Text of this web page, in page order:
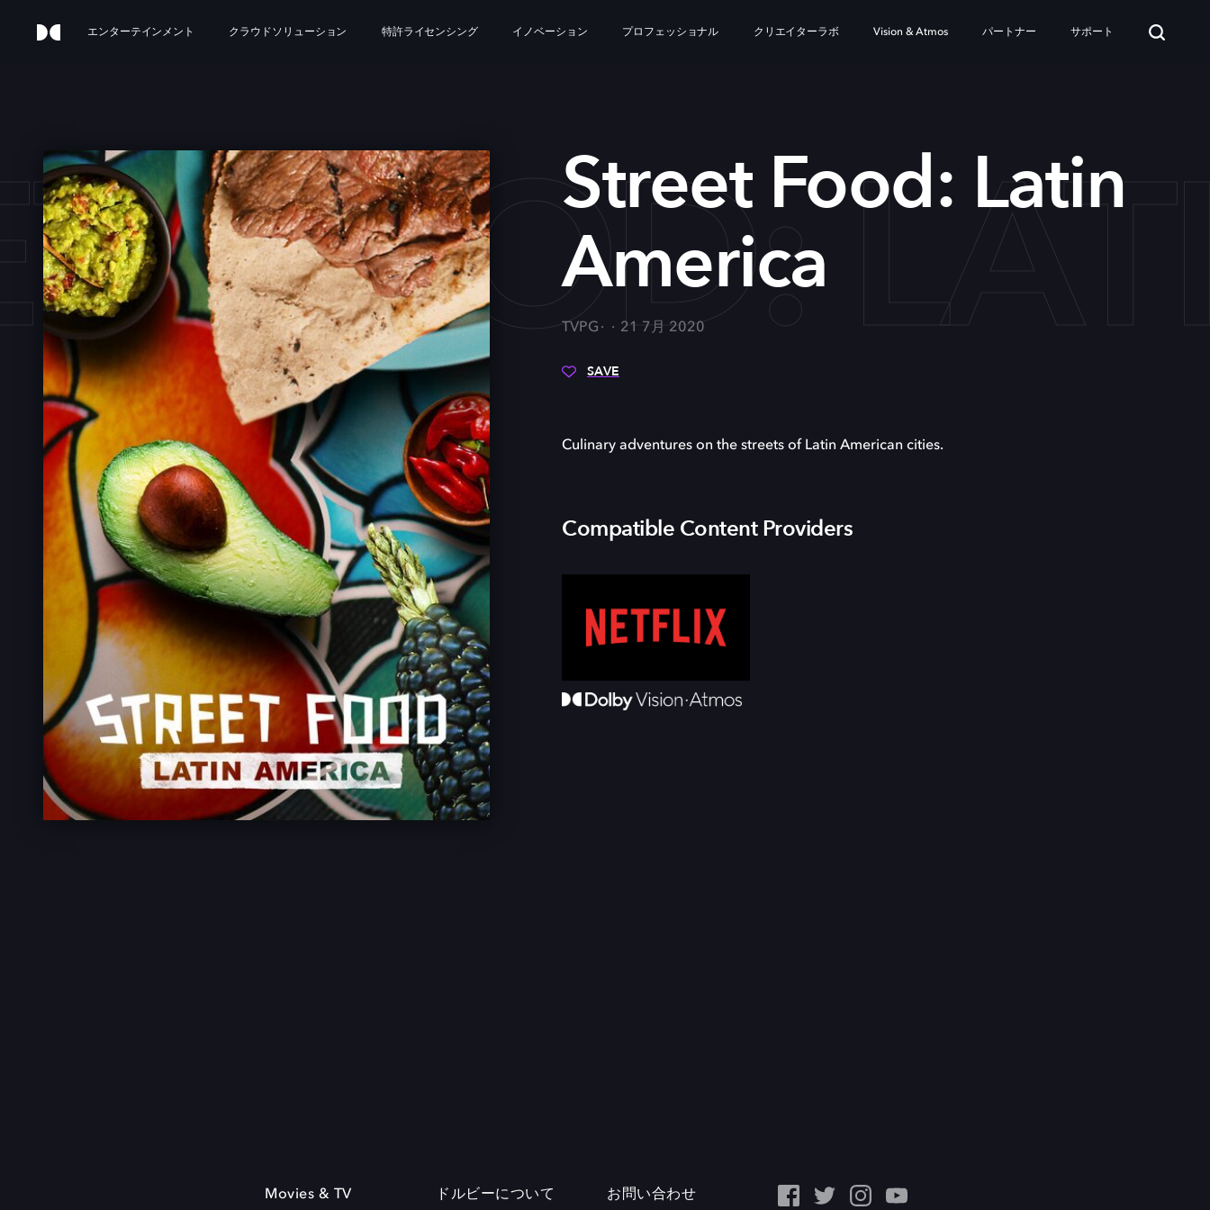
エンターテインメント クラウドソリューション 特許ライセンシング イノベーション プロフェッショナル クリエイターラボ Vision & Atmos パートナー サポート
FOOD:Street Food: Latin
America
TVPG 21 7月 2020
SAVE
Culinary adventures on the streets of Latin American cities.
Compatible Content Providers
Movies & TV ドルビーについて お問い合わせ